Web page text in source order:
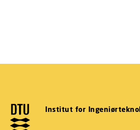
Institut for